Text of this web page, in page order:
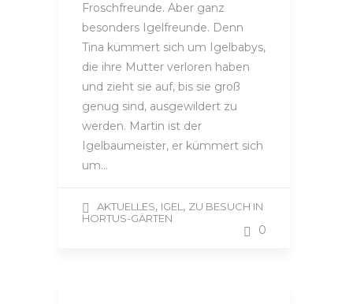
Froschfreunde. Aber ganz
besonders Igelfreunde. Denn
Tina kümmert sich um Igelbabys,
die ihre Mutter verloren haben
und zieht sie auf, bis sie groß
genug sind, ausgewildert zu
werden. Martin ist der
Igelbaumeister, er kümmert sich
um…
AKTUELLES, IGEL, ZU BESUCH IN
HORTUS-GÄRTEN
0